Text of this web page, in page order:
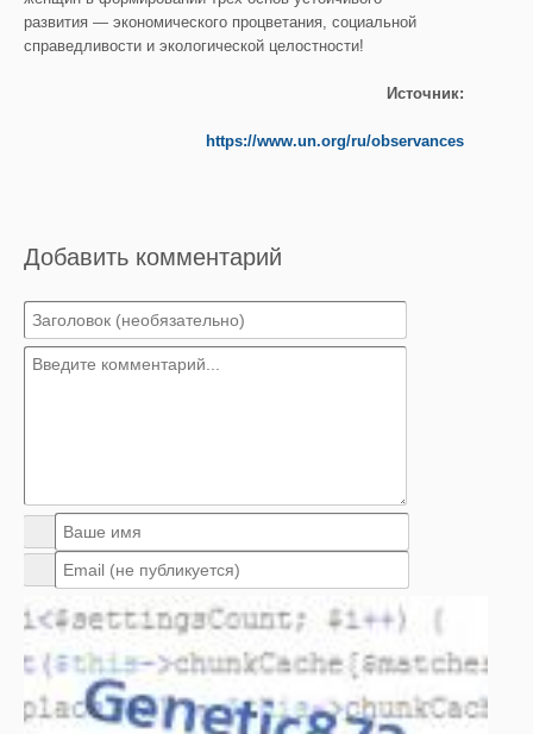
развития — экономического процветания, социальной
справедливости и экологической целостности!
Источник:
https://www.un.org/ru/observances
Добавить комментарий